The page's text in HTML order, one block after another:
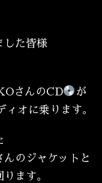
した皆様
さんのCD
が
オに乗ります。
のジャケットと
ます。